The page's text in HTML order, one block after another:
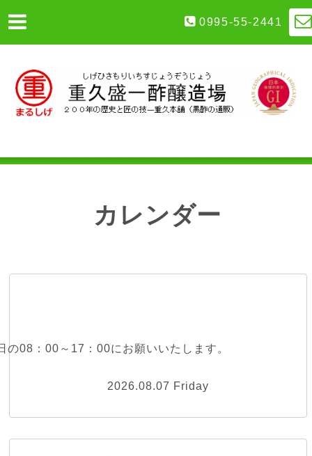
0995-55-2441
カレンダー
08：00～17：00にお願いいたします。
2026.08.07 Friday